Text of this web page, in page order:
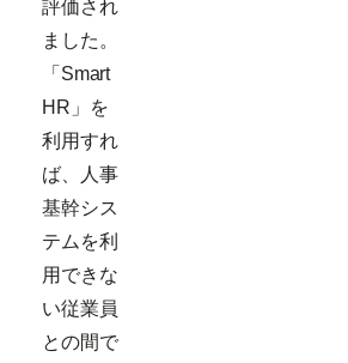
評価され
ました。
「Smart
HR」を
利用すれ
ば、人事
基幹シス
テムを利
用できな
い従業員
との間で